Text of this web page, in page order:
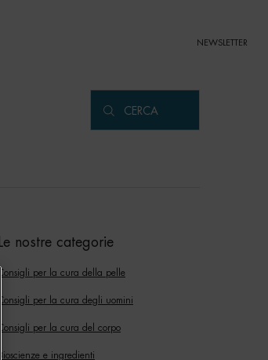
NEWSLETTER
CERCA
Le nostre categorie
Consigli per la cura della pelle
Consigli per la cura degli uomini
Consigli per la cura del corpo
Bioscienze e ingredienti